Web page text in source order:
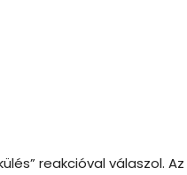
reakcióval válaszol. Az